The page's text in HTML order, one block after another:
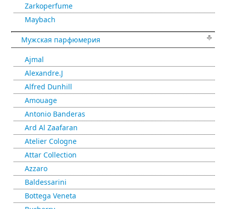
Zarkoperfume
Maybach
Мужская парфюмерия
Ajmal
Alexandre.J
Alfred Dunhill
Amouage
Antonio Banderas
Ard Al Zaafaran
Atelier Cologne
Attar Collection
Azzaro
Baldessarini
Bottega Veneta